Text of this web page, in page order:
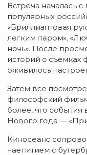
Встреча началась
популярных
«Бриллиантовая
легким паром»,
ночь». После
историй о съемках
оживилось
Затем все
философский
более, что события
Нового года —
Киносеанс
чаепитием с